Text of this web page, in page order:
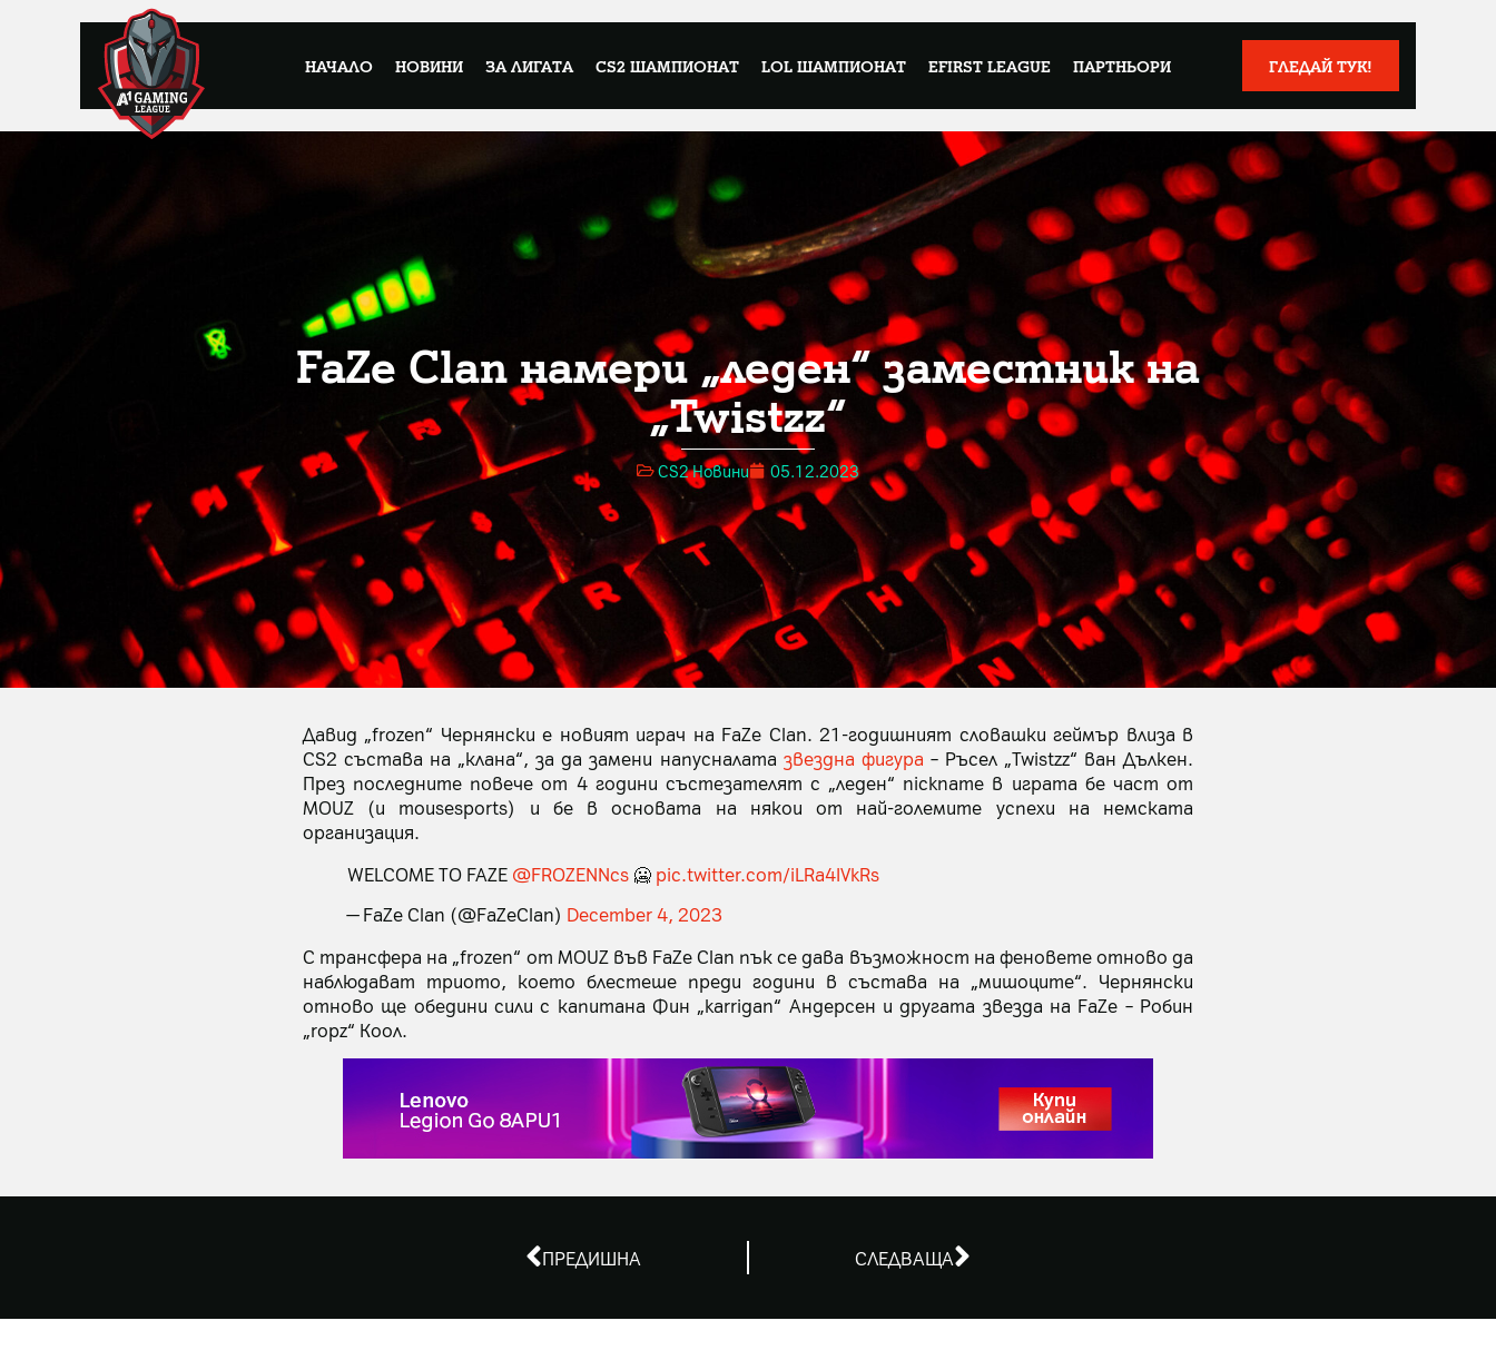
НАЧАЛО НОВИНИ ЗА ЛИГАТА CS2 ШАМПИОНАТ LOL ШАМПИОНАТ EFIRST LEAGUE ПАРТНЬОРИ ГЛЕДАЙ ТУК!
FaZe Clan намери „леден“ заместник на
„Twistzz“
CS2 Новини 05.12.2023
Давид „frozen“ Чернянски е новият играч на FaZe Clan. 21-годишният словашки геймър влиза в
CS2 състава на „клана“, за да замени напусналата звездна фигура – Ръсел „Twistzz“ ван Дълкен.
През последните повече от 4 години състезателят с „леден“ nickname в играта бе част от
MOUZ (и mousesports) и бе в основата на някои от най-големите успехи на немската
организация.
WELCOME TO FAZE @FROZENNcs 🥶 pic.twitter.com/iLRa4IVkRs
— FaZe Clan (@FaZeClan) December 4, 2023
С трансфера на „frozen“ от MOUZ във FaZe Clan пък се дава възможност на феновете отново да
наблюдават триото, което блестеше преди години в състава на „мишоците“. Чернянски
отново ще обедини сили с капитана Фин „karrigan“ Андерсен и другата звезда на FaZe – Робин
„ropz“ Коол.
ПРЕДИШНА СЛЕДВАЩА